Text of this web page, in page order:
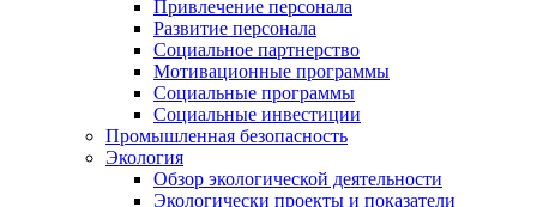
Привлечение персонала
Развитие персонала
Социальное партнерство
Мотивационные программы
Социальные программы
Социальные инвестиции
Промышленная безопасность
Экология
Обзор экологической деятельности
Экологически проекты и показатели